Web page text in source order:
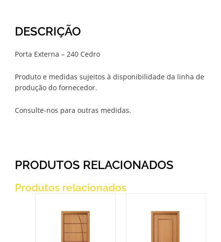
DESCRIÇÃO
Porta Externa – 240 Cedro
Produto e medidas sujeitos à disponibilidade da linha de
produção do fornecedor.
Consulte-nos para outras medidas.
PRODUTOS RELACIONADOS
Produtos relacionados